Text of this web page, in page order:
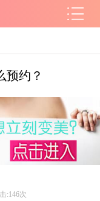
预约？
:146次